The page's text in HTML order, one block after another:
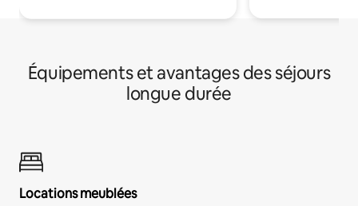
Équipements et avantages des séjours
longue durée
Locations meublées